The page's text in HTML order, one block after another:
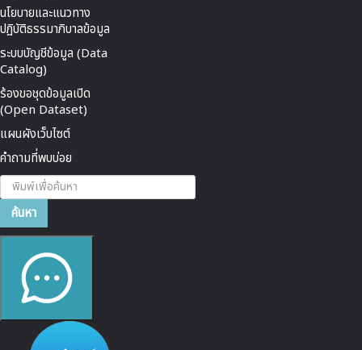
นโยบายและแนวทาง
ปฏิบัติธรรมาภิบาลข้อมูล
ระบบบัญชีข้อมูล (Data
Catalog)
ร้องขอชุดข้อมูลเปิด
(Open Dataset)
แผนผังเว็บไซต์
คำถามที่พบบ่อย
ค้นหา...
ค้นหา